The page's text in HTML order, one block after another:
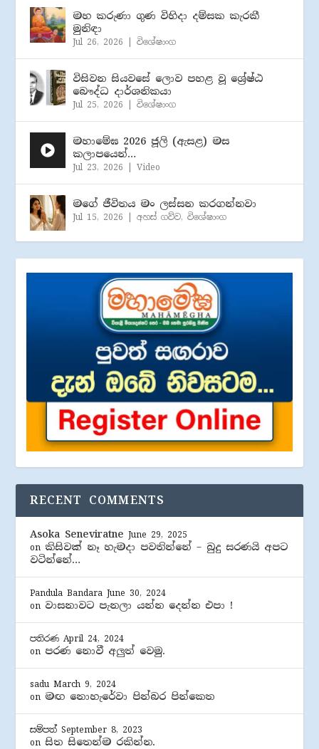
මහ කරුණා ගුණ විහිදා දම්සක කැරකී
මුනිඳා
Jul 26, 2026 |විශේෂාංග
විසිවන සියවසේ ලොව පහළ වූ ශ්‍රේෂ්ඨ
බෞද්ධ දාර්ශනිකයා
Jul 25, 2026 |විශේෂාංග
මහාමේඝ 2026 ජූලි (​ඇසළ) මස
කලාපයෙන්…
Jul 23, 2026 |Video
මගේ ජීවිතය මං ලස්සන කරගන්නවා
Jul 15, 2026 |අහස් ගව්ව,විශේෂාංග
RECENT COMMENTS
Asoka Seneviratne June 29, 2025
on කිසිවක් නෑ හැමදා පවතින්නේ – බුදු සරණයි අපට
වටින්නේ…
Pandula Bandara June 30, 2024
on වාසනාවට පැනලා යන්න දෙන්න එපා !
පතිරණ April 24, 2024
on පරණ නොවී අලුත් වෙමු.
sadu March 9, 2024
on මඟ නොහැරේවා පින්බර පින්කෙත
සම්පත් September 8, 2023
onසිත සිතෙන්ම රකින්න.